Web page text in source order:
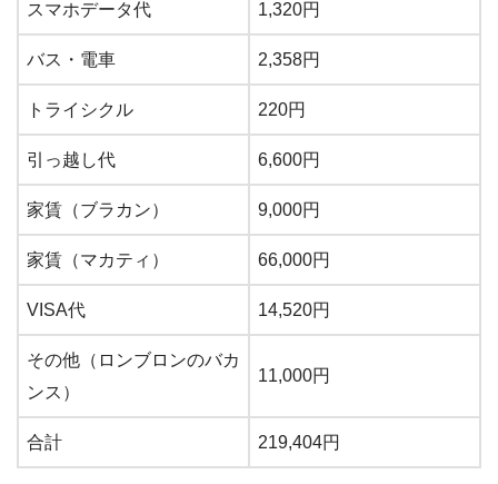
スマホデータ代 1,320円
バス・電車 2,358円
トライシクル 220円
引っ越し代 6,600円
家賃（ブラカン） 9,000円
家賃（マカティ） 66,000円
VISA代 14,520円
その他（ロンブロンのバカ
ンス）
11,000円
合計 219,404円